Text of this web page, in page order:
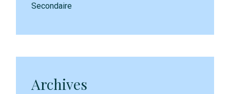
Secondaire
Archives